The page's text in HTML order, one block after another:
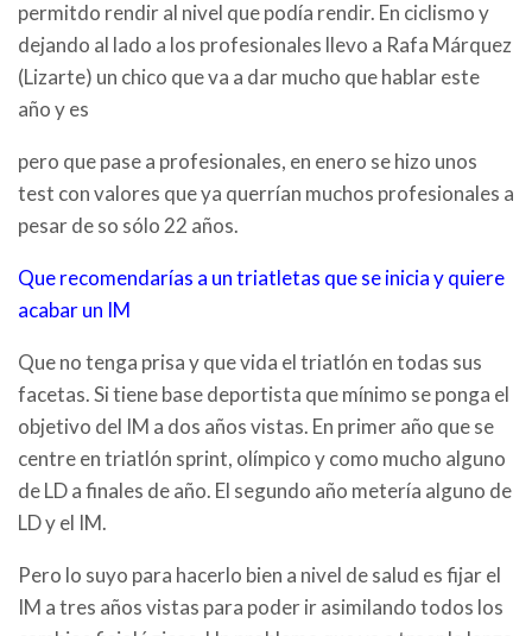
permitdo rendir al nivel que podía rendir. En ciclismo y
dejando al lado a los profesionales llevo a Rafa Márquez
(Lizarte) un chico que va a dar mucho que hablar este
año y es
pero que pase a profesionales, en enero se hizo unos
test con valores que ya querrían muchos profesionales a
pesar de so sólo 22 años.
Que recomendarías a un triatletas que se inicia y quiere
acabar un IM
Que no tenga prisa y que vida el triatlón en todas sus
facetas. Si tiene base deportista que mínimo se ponga el
objetivo del IM a dos años vistas. En primer año que se
centre en triatlón sprint, olímpico y como mucho alguno
de LD a finales de año. El segundo año metería alguno de
LD y el IM.
Pero lo suyo para hacerlo bien a nivel de salud es fijar el
IM a tres años vistas para poder ir asimilando todos los